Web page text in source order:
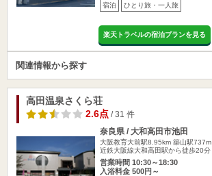
宿泊 ひとり旅・一人旅
楽天トラベルの宿泊プランを見る
関連情報から探す
高田温泉さくら荘
2.6点/ 31 件
奈良県 / 大和高田市池田
大阪教育大前駅8.95km 築山駅737m
近鉄大阪線大和高田駅から徒歩20分
営業時間 10:30～18:30
入浴料金 500円～